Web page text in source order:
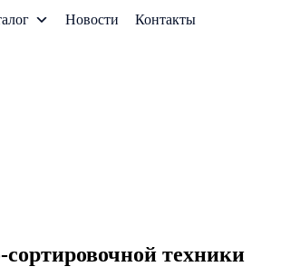
Новости Контакты
техники